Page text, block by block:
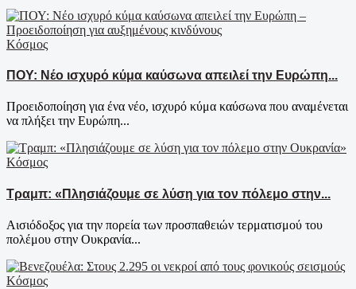
Κόσμος
ΠΟΥ: Νέο ισχυρό κύμα καύσωνα απειλεί την Ευρώπη...
Προειδοποίηση για ένα νέο, ισχυρό κύμα καύσωνα που αναμένεται
να πλήξει την Ευρώπη...
Κόσμος
Τραμπ: «Πλησιάζουμε σε λύση για τον πόλεμο στην...
Αισιόδοξος για την πορεία των προσπαθειών τερματισμού του
πολέμου στην Ουκρανία...
Κόσμος